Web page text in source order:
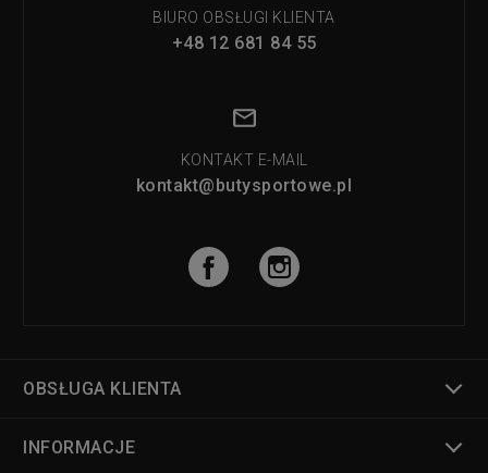
BIURO OBSŁUGI KLIENTA
+48 12 681 84 55
KONTAKT E-MAIL
kontakt@butysportowe.pl
OBSŁUGA KLIENTA
INFORMACJE